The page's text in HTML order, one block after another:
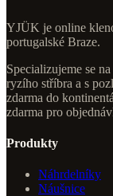
YJÜK je online
portugalské Braze.
Specializujeme se
ryzího stříbra a s
zdarma do
zdarma pro
Produkty
Náhrdelníky
Náušnice